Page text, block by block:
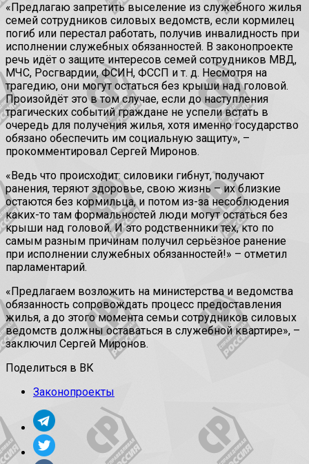
«Предлагаю запретить выселение из служебного жилья
семей сотрудников силовых ведомств, если кормилец
погиб или перестал работать, получив инвалидность при
исполнении служебных обязанностей. В законопроекте
речь идёт о защите интересов семей сотрудников МВД,
МЧС, Росгвардии, ФСИН, ФССП и т. д. Несмотря на
трагедию, они могут остаться без крыши над головой.
Произойдёт это в том случае, если до наступления
трагических событий граждане не успели встать в
очередь для получения жилья, хотя именно государство
обязано обеспечить им социальную защиту», –
прокомментировал Сергей Миронов.
«Ведь что происходит: силовики гибнут, получают
ранения, теряют здоровье, свою жизнь – их близкие
остаются без кормильца, и потом из-за несоблюдения
каких-то там формальностей люди могут остаться без
крыши над головой. И это родственники тех, кто по
самым разным причинам получил серьёзное ранение
при исполнении служебных обязанностей!» – отметил
парламентарий.
«Предлагаем возложить на министерства и ведомства
обязанность сопровождать процесс предоставления
жилья, а до этого момента семьи сотрудников силовых
ведомств должны оставаться в служебной квартире», –
заключил Сергей Миронов.
Поделиться в ВК
Законопроекты